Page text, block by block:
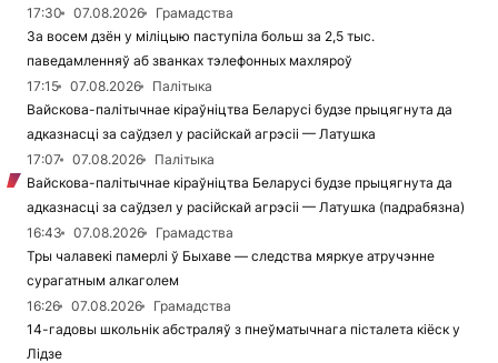
17:30 07.08.2026
Грамадства
За восем дзён у міліцыю паступіла больш за 2,5 тыс.
паведамленняў аб званках тэлефонных махляроў
17:15
07.08.2026
Палітыка
Вайскова-палітычнае кіраўніцтва Беларусі будзе прыцягнута да
адказнасці за саўдзел у расійскай агрэсіі — Латушка
17:07
07.08.2026
Палітыка
Вайскова-палітычнае кіраўніцтва Беларусі будзе прыцягнута да
адказнасці за саўдзел у расійскай агрэсіі — Латушка (падрабязна)
16:43
07.08.2026
Грамадства
Тры чалавекі памерлі ў Быхаве — следства мяркуе атручэнне
сурагатным алкаголем
16:26
07.08.2026
Грамадства
14-гадовы школьнік абстраляў з пнеўматычнага пісталета кіёск у
Лідзе